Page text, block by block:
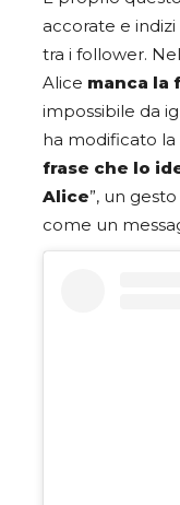
accorate e
tra i follower.
Alice manca la
impossibile da
ha modificato la
frase che lo
Alice”, un
come un